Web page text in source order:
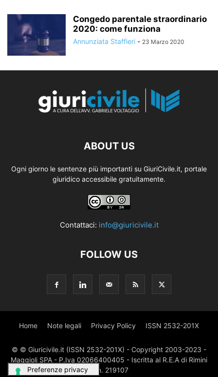
Congedo parentale straordinario
2020: come funziona
Annunziata Staffieri - 23 Marzo 2020
ABOUT US
Ogni giorno le sentenze più importanti su GiuriCivile.it, portale
giuridico accessibile gratuitamente.
Contattaci: info@giuricivile.it
FOLLOW US
Home Note legali Privacy Policy ISSN 2532-201X
© © Giuricivile.it (ISSN 2532-201X) - Copyright 2003-2023 -
Maggioli SPA - P.Iva 02066400405 - Iscritta al R.E.A di Rimini
al n. 219107